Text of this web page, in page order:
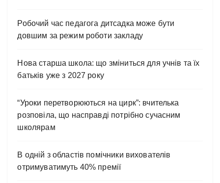
Робочий час педагога дитсадка може бути
довшим за режим роботи закладу
Нова старша школа: що зміниться для учнів та їх
батьків уже з 2027 року
“Уроки перетворюються на цирк”: вчителька
розповіла, що насправді потрібно сучасним
школярам
В одній з областів помічники вихователів
отримуватимуть 40% премії